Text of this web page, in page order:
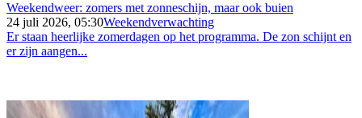
Weekendweer: zomers met zonneschijn, maar ook buien
24 juli 2026, 05:30Weekendverwachting
Er staan heerlijke zomerdagen op het programma. De zon schijnt en
er zijn aangen...